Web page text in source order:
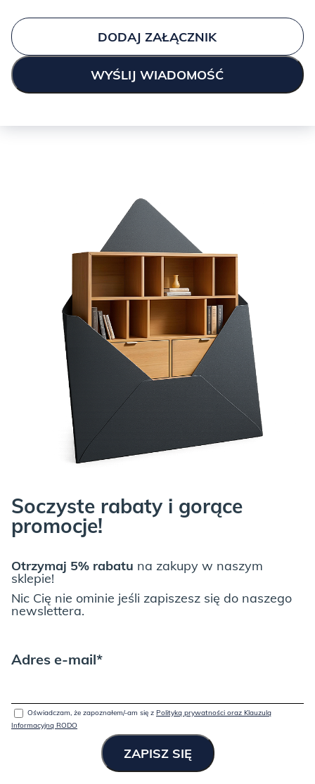
KASZMIR:
Spójrz niżej na wszystkie możliwości, które dajemy przy meblach
z „typowej” oferty,
DODAJ ZAŁĄCZNIK
Soczyste rabaty i gorące
promocje!
Otrzymaj 5% rabatu na zakupy w naszym
sklepie!
Nic Cię nie ominie jeśli zapiszesz się do naszego
newslettera.
Adres e-mail*
Oświadczam, że zapoznałem/-am się z Polityką prywatności oraz Klauzulą
Informacyjną RODO